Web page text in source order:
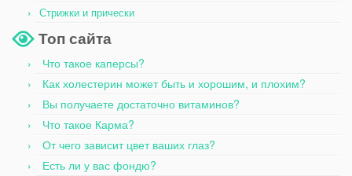
Стрижки и прически
Топ сайта
Что такое каперсы?
Как холестерин может быть и хорошим, и плохим?
Вы получаете достаточно витаминов?
Что такое Карма?
От чего зависит цвет ваших глаз?
Есть ли у вас фондю?